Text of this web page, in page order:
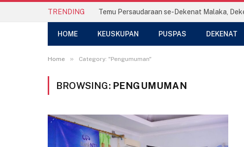
TRENDING
HOME KEUSKUPAN PUSPAS DEKENAT
Home » Category: "Pengumuman"
BROWSING: PENGUMUMAN